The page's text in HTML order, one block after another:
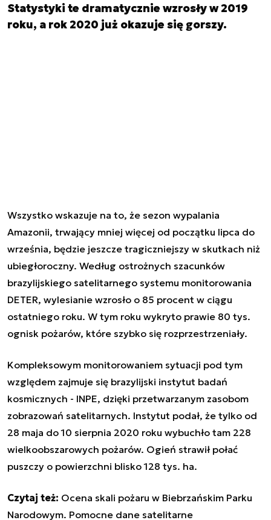
Statystyki te dramatycznie wzrosły w 2019
roku, a rok 2020 już okazuje się gorszy.
Wszystko wskazuje na to, że sezon wypalania
Amazonii, trwający mniej więcej od początku lipca do
września, będzie jeszcze tragiczniejszy w skutkach niż
ubiegłoroczny. Według ostrożnych szacunków
brazylijskiego satelitarnego systemu monitorowania
DETER, wylesianie wzrosło o 85 procent w ciągu
ostatniego roku. W tym roku wykryto prawie 80 tys.
ognisk pożarów, które szybko się rozprzestrzeniały.
Kompleksowym monitorowaniem sytuacji pod tym
względem zajmuje się brazylijski instytut badań
kosmicznych - INPE, dzięki przetwarzanym zasobom
zobrazowań satelitarnych. Instytut podał, że tylko od
28 maja do 10 sierpnia 2020 roku wybuchło tam 228
wielkoobszarowych pożarów. Ogień strawił połać
puszczy o powierzchni blisko 128 tys. ha.
Czytaj też: Ocena skali pożaru w Biebrzańskim Parku
Narodowym. Pomocne dane satelitarne